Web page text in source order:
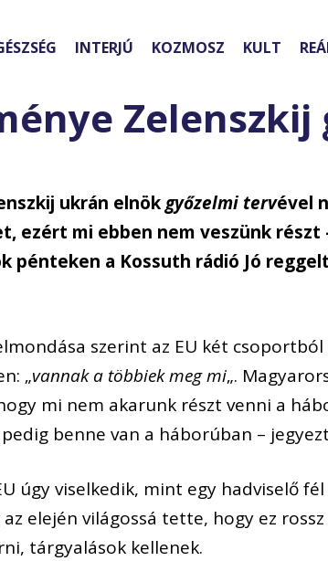
INTERJÚ KOZMOSZ KULT
ukrán elnökgyőzelmi tervével
ezért mi ebben nem veszünk részt
pénteken a Kossuth rádió Jó
szerint az EU két
„vannak a többiek meg mi„.
mi nem akarunk részt venni a
benne van a háborúban –
úgy viselkedik, mint egy hadviselő
az elején világossá tette, hogy ez
tárgyalások kellenek.